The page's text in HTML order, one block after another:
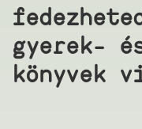
gyerek-
könyvek